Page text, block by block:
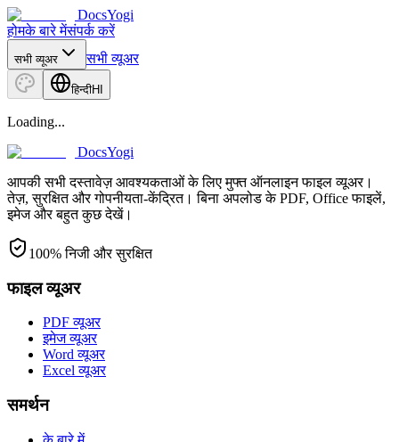
DocsYogi
होमके बारे मेंसंपर्क करें
सभी व्यूअर सभी व्यूअर
हिन्दीHI
Loading...
DocsYogi
आपकी सभी दस्तावेज़ आवश्यकताओं के लिए मुफ्त ऑनलाइन फाइल व्यूअर।
तेज़, सुरक्षित और गोपनीयता-केंद्रित। बिना अपलोड के PDF, Office फाइलें,
इमेज और बहुत कुछ देखें।
100% निजी और सुरक्षित
फाइल व्यूअर
PDF व्यूअर
इमेज व्यूअर
Word व्यूअर
Excel व्यूअर
समर्थन